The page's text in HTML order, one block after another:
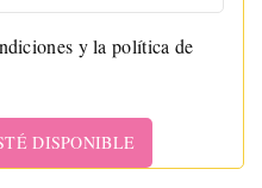
y la política de
DISPONIBLE